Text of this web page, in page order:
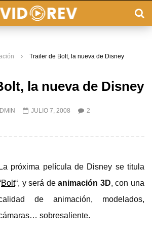
Trailer de Bolt, la nueva de Disney
la nueva de Disney
JULIO 7, 2008 2
La próxima película de Disney se titula
Bolt“, y será deanimación 3D, con una
de animación, modelados,
sobresaliente.